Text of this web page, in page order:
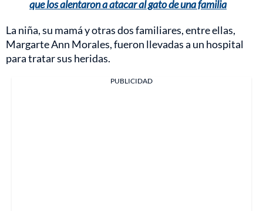
que los alentaron a atacar al gato de una familia
La niña, su mamá y otras dos familiares, entre ellas,
Margarte Ann Morales, fueron llevadas a un hospital
para tratar sus heridas.
PUBLICIDAD